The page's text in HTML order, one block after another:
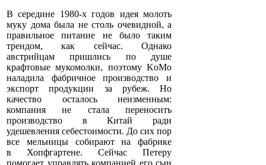
В середине 1980-х годов идея молоть
муку дома была не столь очевидной, а
правильное питание не было таким
трендом, как сейчас. Однако
австрийцам пришлись по душе
крафтовые мукомолки, поэтому KoMo
наладила фабричное производство и
экспорт продукции за рубеж. Но
качество осталось неизменным:
компания не стала переносить
производство в Китай ради
удешевления себестоимости. До сих пор
все мельницы собирают на фабрике
в Хопфгартене. Сейчас Петеру